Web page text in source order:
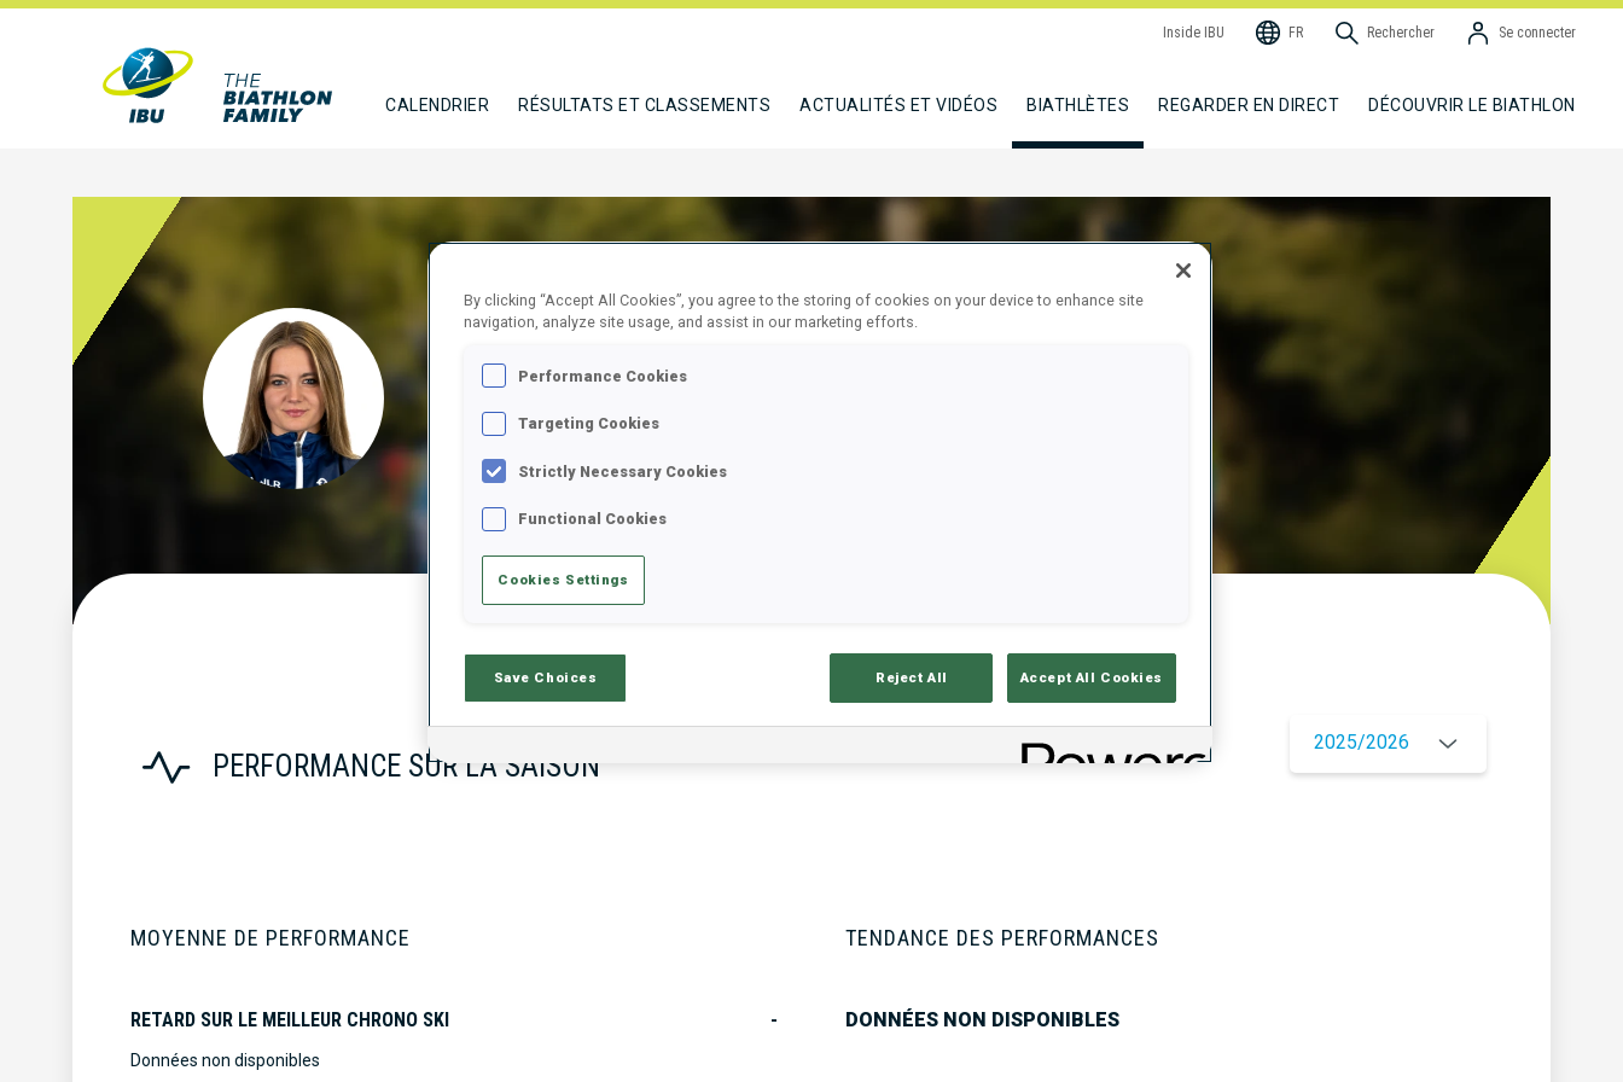
Inside IBU FR Rechercher Se connecter
CALENDRIER RÉSULTATS ET CLASSEMENTS ACTUALITÉS ET VIDÉOS BIATHLÈTES REGARDER EN DIRECT DÉCOUVRIR LE BIATHLON
MARIC KAJA
PERFORMANCE SUR LA SAISON
2025/2026
MOYENNE DE PERFORMANCE
RETARD SUR LE MEILLEUR CHRONO SKI -
Données non disponibles
TENDANCE DES PERFORMANCES
DONNÉES NON DISPONIBLES
By clicking “Accept All Cookies”, you agree to the storing of cookies on your device to enhance site
navigation, analyze site usage, and assist in our marketing efforts.
Performance Cookies
Targeting Cookies
Strictly Necessary Cookies
Functional Cookies
Cookies Settings
Save Choices Reject All Accept All Cookies